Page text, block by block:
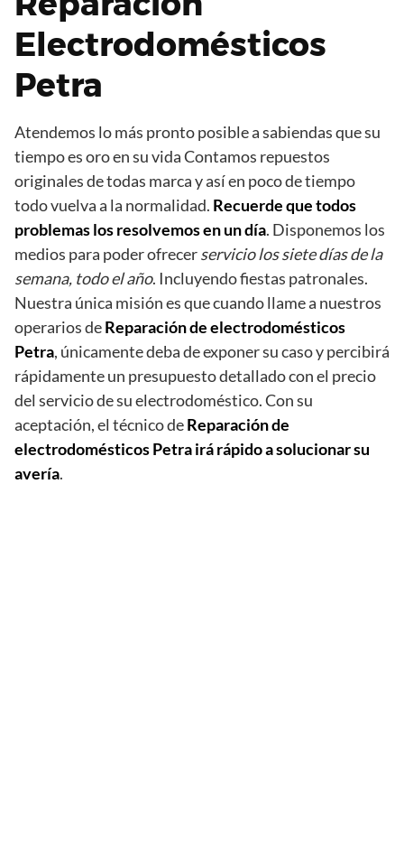
Electrodomésticos
Petra
Atendemos lo más pronto posible a sabiendas que su
tiempo es oro en su vida Contamos repuestos
originales de todas marca y así en poco de tiempo
todo vuelva a la normalidad. Recuerde que todos
problemas los resolvemos en un día. Disponemos los
medios para poder ofrecerservicio los siete días de la
semana, todo el año. Incluyendo fiestas patronales.
Nuestra única misión es que cuando llame a nuestros
operarios deReparación de electrodomésticos
Petra, únicamente deba de exponer su caso y percibirá
rápidamente un presupuesto detallado con el precio
del servicio de su electrodoméstico. Con su
aceptación, el técnico deReparación de
electrodomésticos Petra irá rápido a solucionar su
avería.